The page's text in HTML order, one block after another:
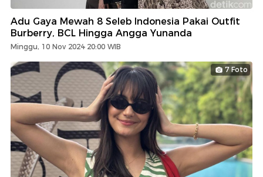
Adu Gaya Mewah 8 Seleb Indonesia Pakai Outfit
Burberry, BCL Hingga Angga Yunanda
Minggu, 10 Nov 2024 20:00 WIB
7 Foto